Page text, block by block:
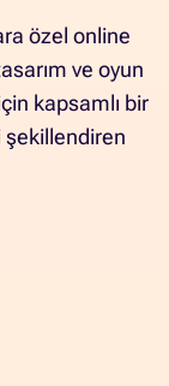
özel online
ve oyun
kapsamlı bir